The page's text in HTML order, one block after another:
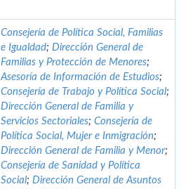
Consejería de Política Social, Familias
e Igualdad; Dirección General de
Familias y Protección de Menores;
Asesoría de Información de Estudios;
Consejería de Trabajo y Política Social;
Dirección General de Familia y
Servicios Sectoriales; Consejería de
Política Social, Mujer e Inmigración;
Dirección General de Familia y Menor;
Consejería de Sanidad y Política
Social; Dirección General de Asuntos